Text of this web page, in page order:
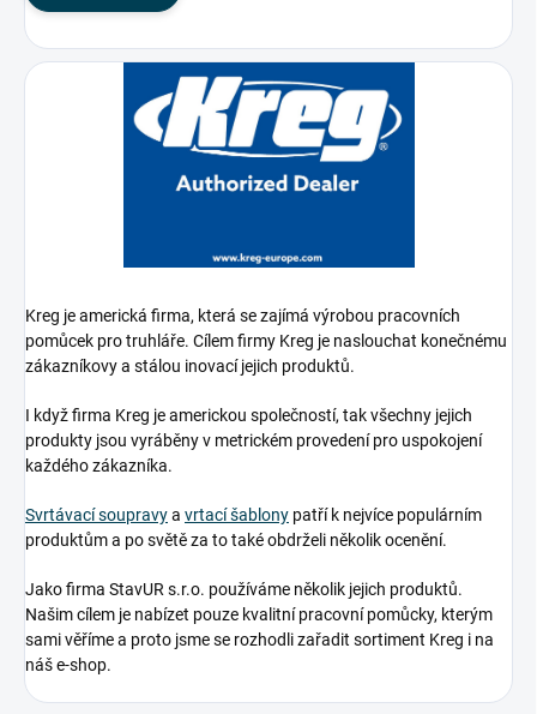
Kreg je americká firma, která se zajímá výrobou pracovních
pomůcek pro truhláře. Cílem firmy Kreg je naslouchat konečnému
zákazníkovy a stálou inovací jejich produktů.
I když firma Kreg je americkou společností, tak všechny jejich
produkty jsou vyráběny v metrickém provedení pro uspokojení
každého zákazníka.
Svrtávací soupravya vrtací šablony patří k nejvíce populárním
produktům a po světě za to také obdrželi několik ocenění.
Jako firma StavUR s.r.o. používáme několik jejich produktů.
Našim cílem je nabízet pouze kvalitní pracovní pomůcky, kterým
sami věříme a proto jsme se rozhodli zařadit sortiment Kreg i na
náš e-shop.